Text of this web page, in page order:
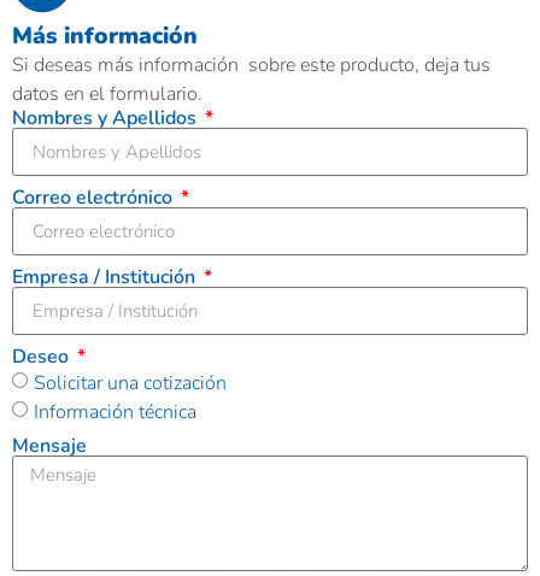
Más información
Si deseas más información sobre este producto, deja tus
datos en el formulario.
Nombres y Apellidos
Correo electrónico
Empresa / Institución
Deseo
Solicitar una cotización
Información técnica
Mensaje